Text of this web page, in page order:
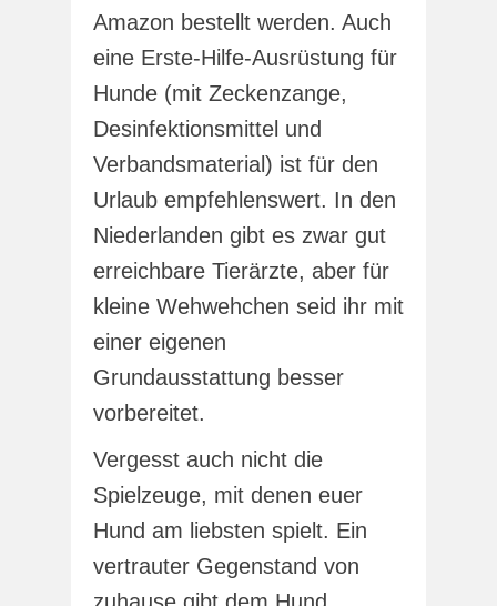
Amazon bestellt werden. Auch
eine Erste-Hilfe-Ausrüstung für
Hunde (mit Zeckenzange,
Desinfektionsmittel und
Verbandsmaterial) ist für den
Urlaub empfehlenswert. In den
Niederlanden gibt es zwar gut
erreichbare Tierärzte, aber für
kleine Wehwehchen seid ihr mit
einer eigenen
Grundausstattung besser
vorbereitet.
Vergesst auch nicht die
Spielzeuge, mit denen euer
Hund am liebsten spielt. Ein
vertrauter Gegenstand von